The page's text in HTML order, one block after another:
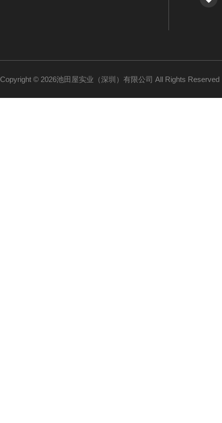
Copyright © 2026池田屋实业（深圳）有限公司 All Rights